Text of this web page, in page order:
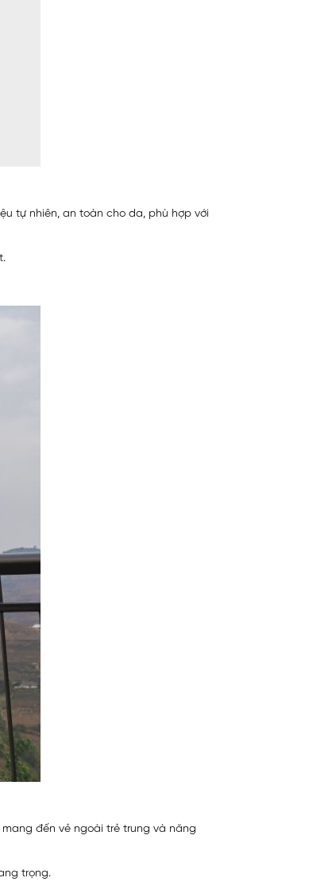
tự nhiên, an toàn cho da, phù hợp với
đến vẻ ngoài trẻ trung và năng
trọng.